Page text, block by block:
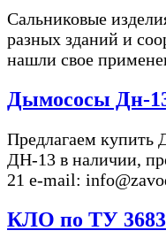
Сальниковые
разных зданий и
нашли свое
Дымососы Дн-
Предлагаем купить
ДН-13 в наличии,
21 e-mail:
КЛО по ТУ